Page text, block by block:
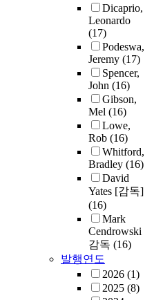
Dicaprio,
Leonardo
(17)
Podeswa,
Jeremy (17)
Spencer,
John (16)
Gibson,
Mel (16)
Lowe,
Rob (16)
Whitford,
Bradley (16)
David
Yates [감독]
(16)
Mark
Cendrowski
감독 (16)
발행연도
2026 (1)
2025 (8)